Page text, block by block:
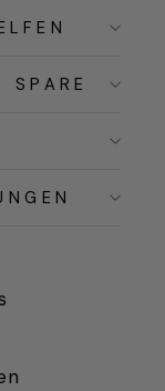
SPARE